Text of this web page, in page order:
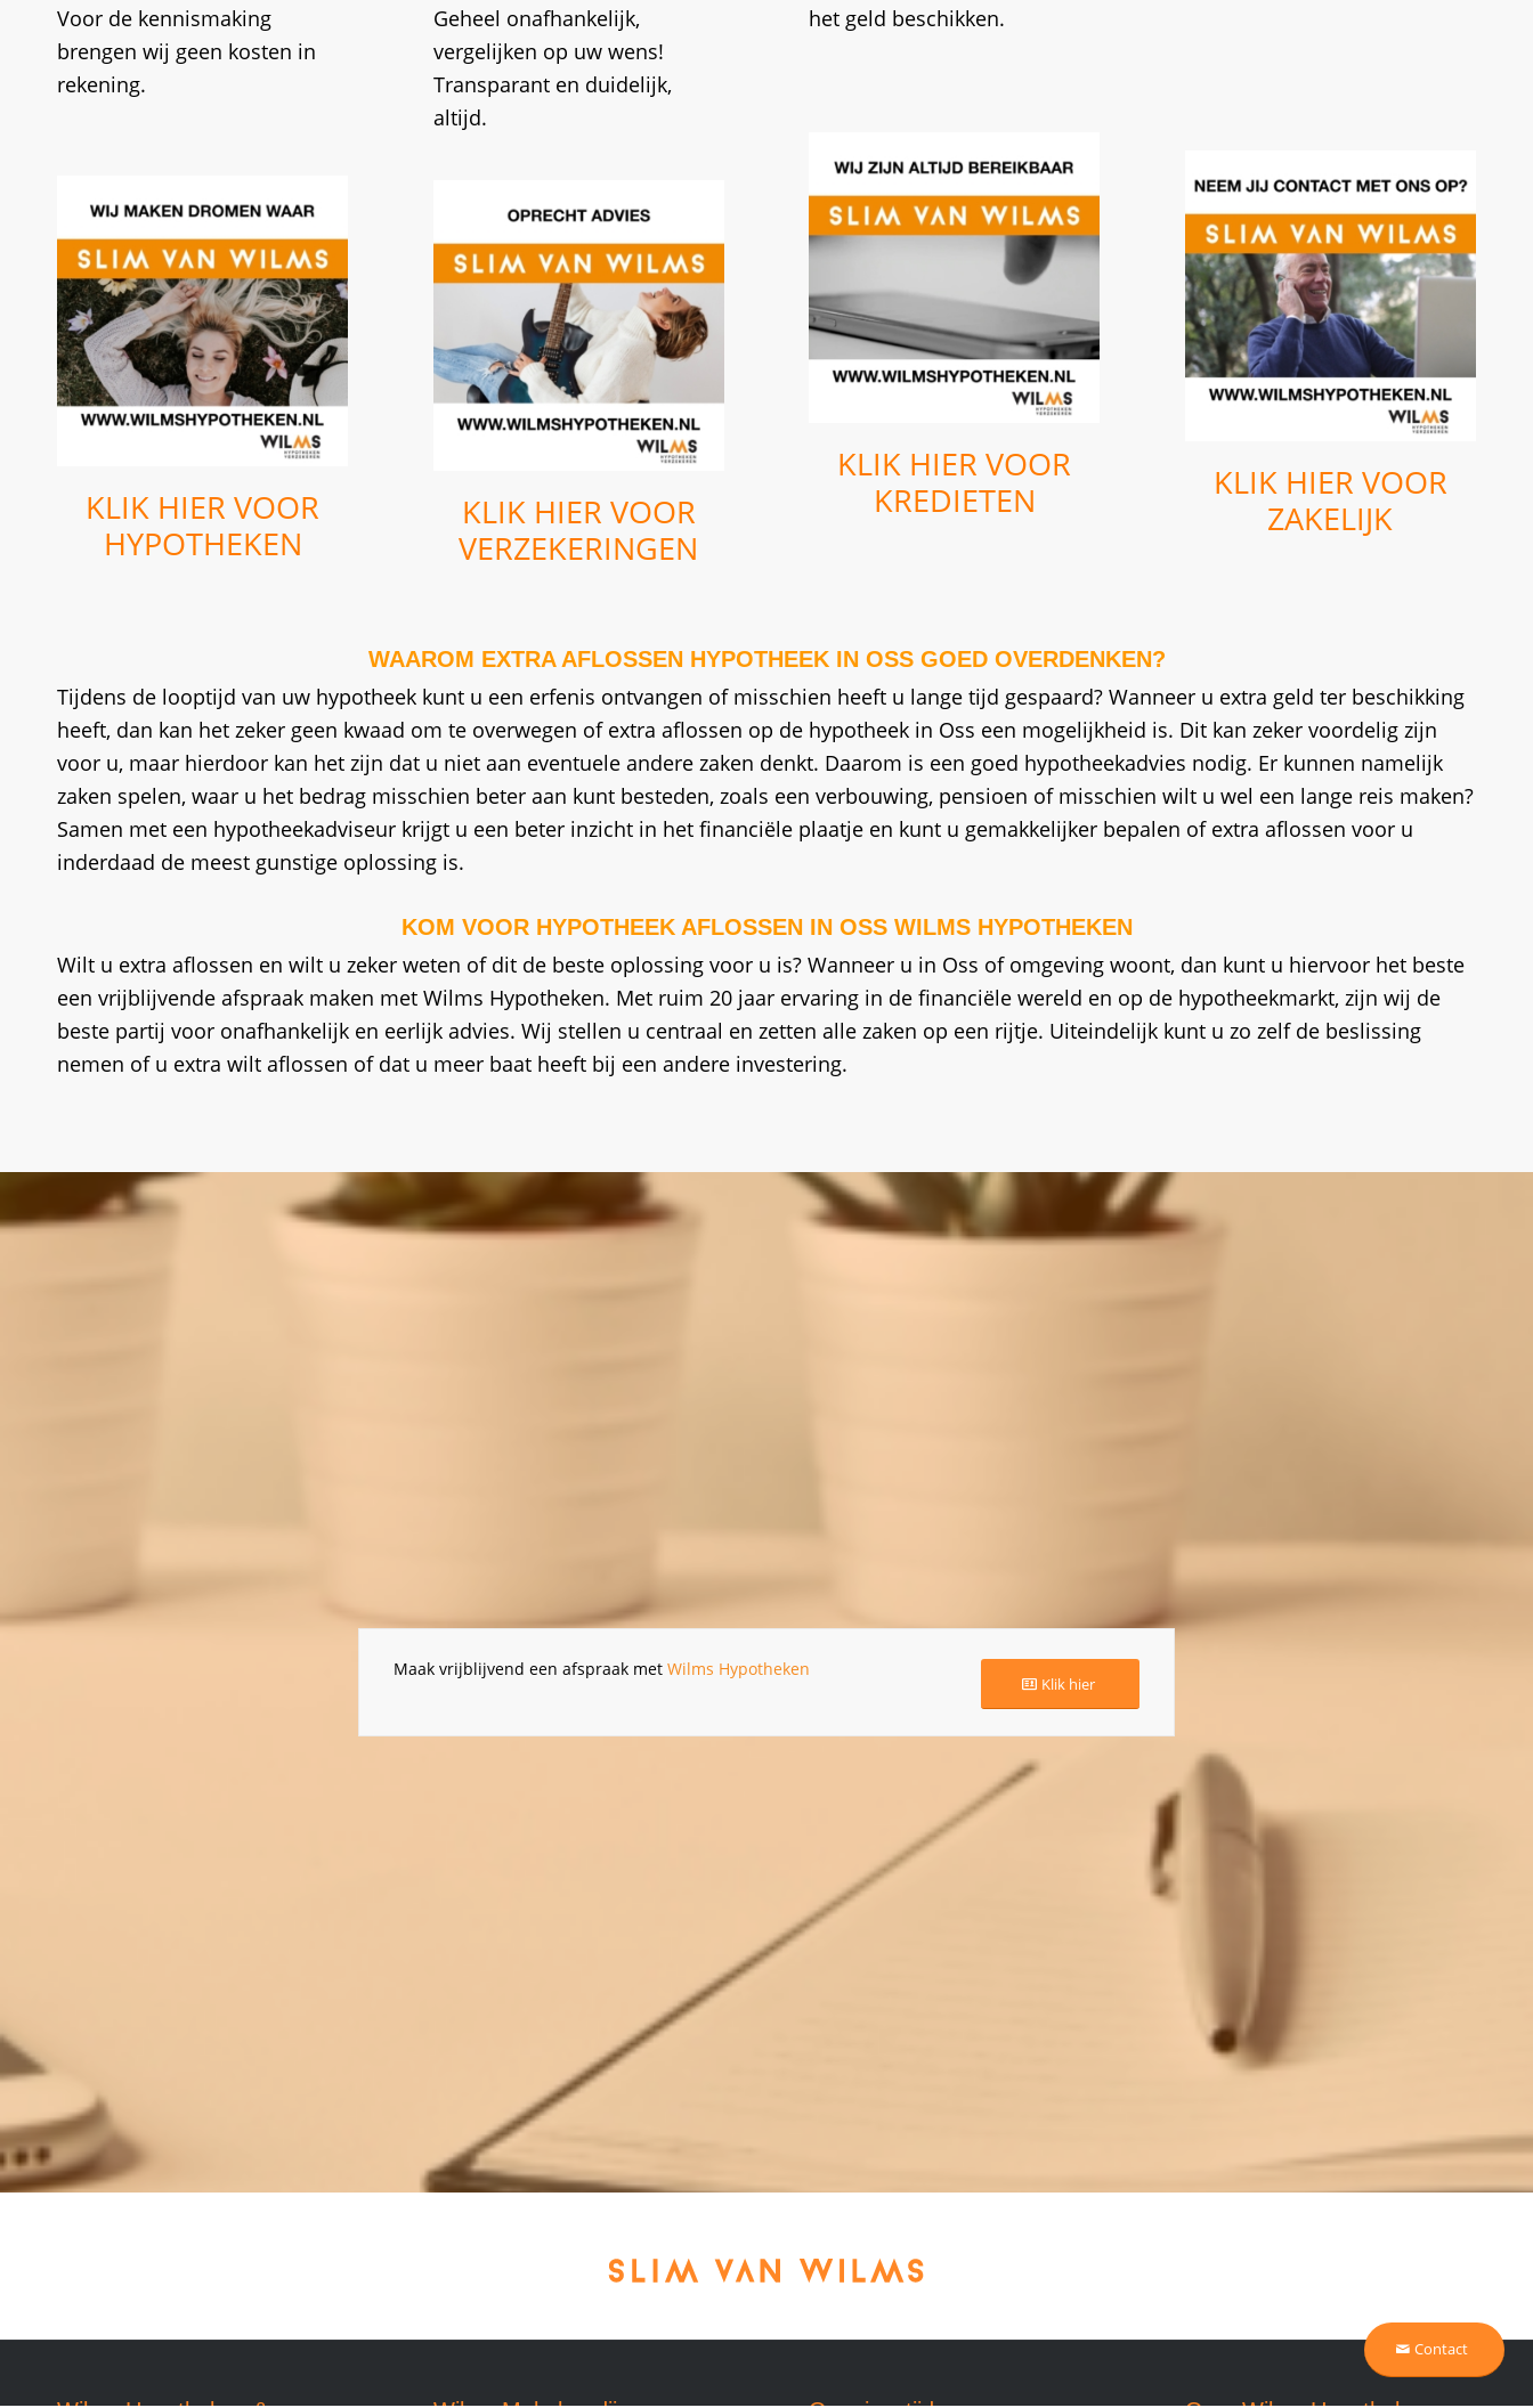
Voor de kennismaking
brengen wij geen kosten in
rekening.
KLIK HIER VOOR
HYPOTHEKEN
Geheel onafhankelijk,
vergelijken op uw wens!
Transparant en duidelijk,
altijd.
KLIK HIER VOOR
VERZEKERINGEN
het geld beschikken.
KLIK HIER VOOR
KREDIETEN
KLIK HIER VOOR
ZAKELIJK
WAAROM EXTRA AFLOSSEN HYPOTHEEK IN OSS GOED OVERDENKEN?
Tijdens de looptijd van uw hypotheek kunt u een erfenis ontvangen of misschien heeft u lange tijd gespaard? Wanneer u extra geld ter beschikking
heeft, dan kan het zeker geen kwaad om te overwegen of extra aflossen op de hypotheek in Oss een mogelijkheid is. Dit kan zeker voordelig zijn
voor u, maar hierdoor kan het zijn dat u niet aan eventuele andere zaken denkt. Daarom is een goed hypotheekadvies nodig. Er kunnen namelijk
zaken spelen, waar u het bedrag misschien beter aan kunt besteden, zoals een verbouwing, pensioen of misschien wilt u wel een lange reis maken?
Samen met een hypotheekadviseur krijgt u een beter inzicht in het financiële plaatje en kunt u gemakkelijker bepalen of extra aflossen voor u
inderdaad de meest gunstige oplossing is.
KOM VOOR HYPOTHEEK AFLOSSEN IN OSS WILMS HYPOTHEKEN
Wilt u extra aflossen en wilt u zeker weten of dit de beste oplossing voor u is? Wanneer u in Oss of omgeving woont, dan kunt u hiervoor het beste
een vrijblijvende afspraak maken met Wilms Hypotheken. Met ruim 20 jaar ervaring in de financiële wereld en op de hypotheekmarkt, zijn wij de
beste partij voor onafhankelijk en eerlijk advies. Wij stellen u centraal en zetten alle zaken op een rijtje. Uiteindelijk kunt u zo zelf de beslissing
nemen of u extra wilt aflossen of dat u meer baat heeft bij een andere investering.
Maak vrijblijvend een afspraak met Wilms Hypotheken
Klik hier
Contact